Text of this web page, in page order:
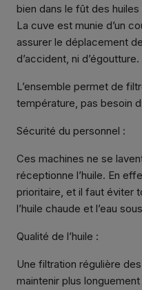
bien dans le fût des
La cuve est munie d’un
assurer le déplacement
d’accident, ni d’égoutture.
L’ensemble permet de
température, pas besoin
Sécurité du personnel :
Ces machines ne se
réceptionne l’huile. En
prioritaire, et il faut éviter
l’huile chaude et l’eau
Qualité de l’huile :
Une filtration régulière
maintenir plus